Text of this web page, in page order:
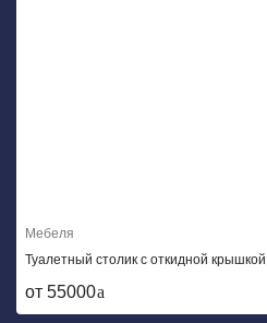
Мебеля
Туалетный столик с откидной
от 55000